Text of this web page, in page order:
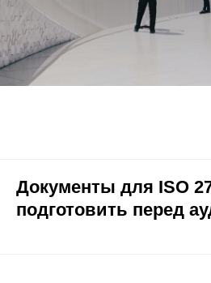
Документы для ISO
подготовить перед